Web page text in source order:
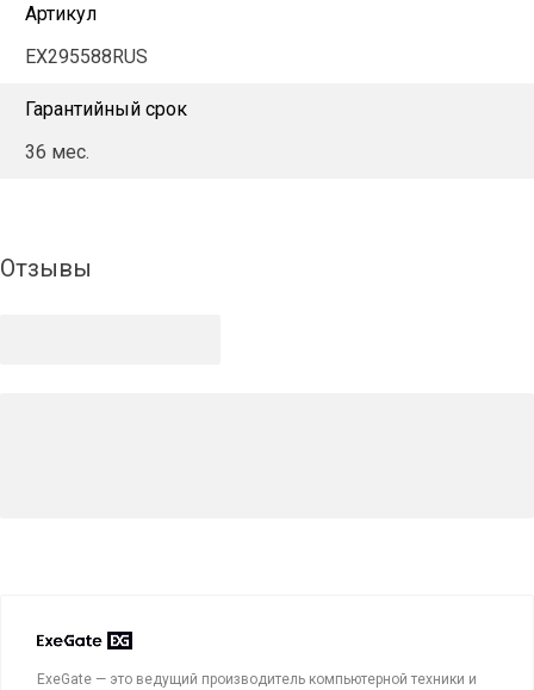
Артикул
EX295588RUS
Гарантийный срок
36 мес.
Отзывы
ExeGate — это ведущий производитель компьютерной техники и